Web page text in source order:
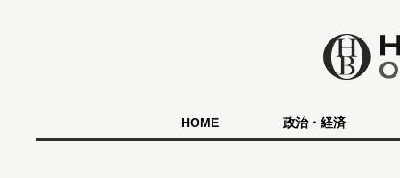
HOME 政治・経済